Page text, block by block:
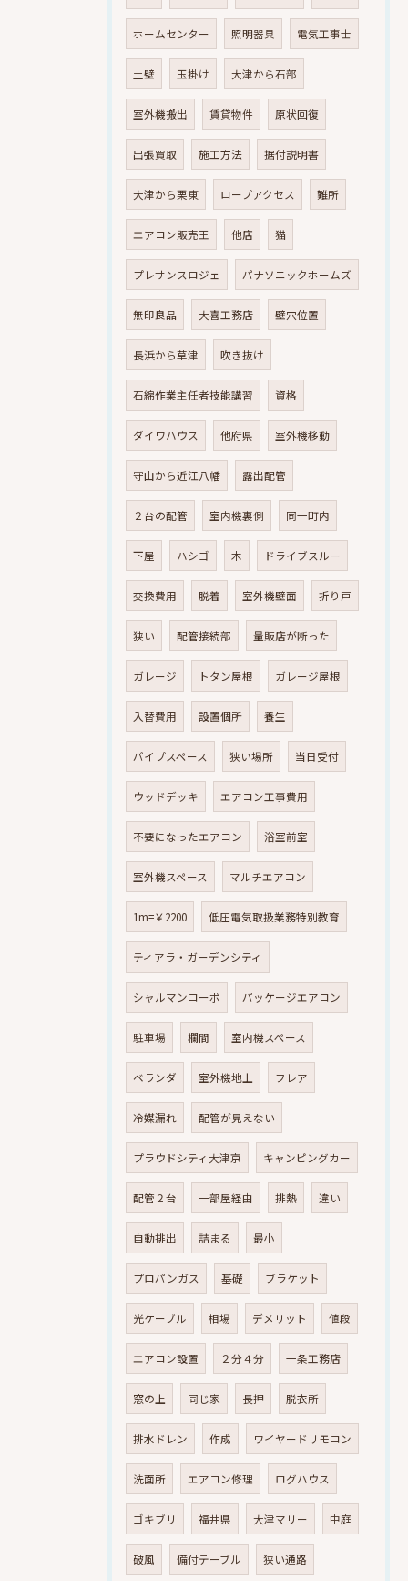
ホームセンター 照明器具 電気工事士
土壁 玉掛け 大津から石部
室外機搬出 賃貸物件 原状回復
出張買取 施工方法 据付説明書
大津から栗東 ロープアクセス 難所
エアコン販売王 他店 猫
プレサンスロジェ パナソニックホームズ
無印良品 大喜工務店 壁穴位置
長浜から草津 吹き抜け
石綿作業主任者技能講習 資格
ダイワハウス 他府県 室外機移動
守山から近江八幡 露出配管
２台の配管 室内機裏側 同一町内
下屋 ハシゴ 木 ドライブスルー
交換費用 脱着 室外機壁面 折り戸
狭い 配管接続部 量販店が断った
ガレージ トタン屋根 ガレージ屋根
入替費用 設置個所 養生
パイプスペース 狭い場所 当日受付
ウッドデッキ エアコン工事費用
不要になったエアコン 浴室前室
室外機スペース マルチエアコン
1m=￥2200 低圧電気取扱業務特別教育
ティアラ・ガーデンシティ
シャルマンコーポ パッケージエアコン
駐車場 欄間 室内機スペース
ベランダ 室外機地上 フレア
冷媒漏れ 配管が見えない
プラウドシティ大津京 キャンピングカー
配管２台 一部屋経由 排熱 違い
自動排出 詰まる 最小
プロパンガス 基礎 ブラケット
光ケーブル 相場 デメリット 値段
エアコン設置 ２分４分 一条工務店
窓の上 同じ家 長押 脱衣所
排水ドレン 作成 ワイヤードリモコン
洗面所 エアコン修理 ログハウス
ゴキブリ 福井県 大津マリー 中庭
破風 備付テーブル 狭い通路